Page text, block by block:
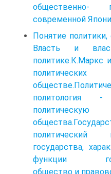
общественно-
современной
Понятие
Власть и
политике.К.Маркс
политология
политический
государства,
функции
общество и